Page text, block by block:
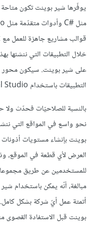
يوفّرها شير بوينت تكون
خلال التطبيقات التي ننشئها
على شير بوينت. سيكون محور
التطبيقات باستخدام Visual Studio كما سنرى ذلك لاحقًا.
بالنسبة للصلاحيّات فحدّث ولا
نحو واسع في المواقع التي
بوينت بإنشاء مستويات
العرض لأي قطعة في
للمستخدمين عن طريق
مبالغة، أنّه يمكن باستخدام
أتمتة عمل أيّ شركة بشكل
بوينت قبل الاستفادة القصوى